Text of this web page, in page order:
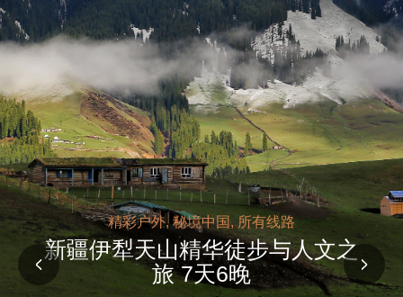
精彩户外, 秘境中国, 所有线路
新疆伊犁天⼭精华徒步与⼈⽂之
旅 7天6晚